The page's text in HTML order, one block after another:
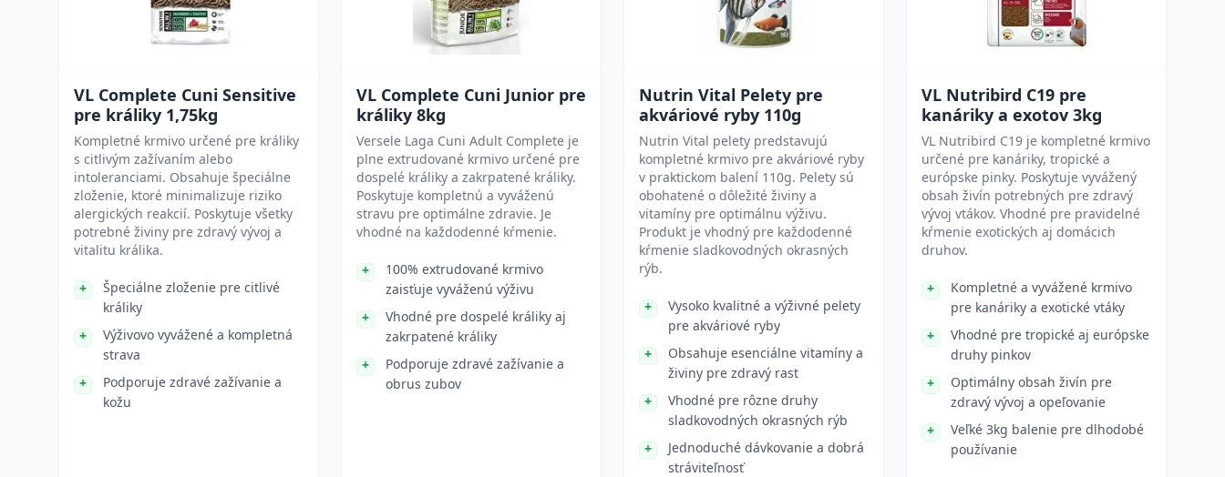
VL Complete Cuni Sensitive
pre králiky 1,75kg
Kompletné krmivo určené pre králiky
s citlivým zažívaním alebo
intoleranciami. Obsahuje špeciálne
zloženie, ktoré minimalizuje riziko
alergických reakcií. Poskytuje všetky
potrebné živiny pre zdravý vývoj a
vitalitu králika.
Špeciálne zloženie pre citlivé
králiky
Výživovo vyvážené a kompletná
strava
Podporuje zdravé zažívanie a
kožu
VL Complete Cuni Junior pre
králiky 8kg
Versele Laga Cuni Adult Complete je
plne extrudované krmivo určené pre
dospelé králiky a zakrpatené králiky.
Poskytuje kompletnú a vyváženú
stravu pre optimálne zdravie. Je
vhodné na každodenné kŕmenie.
100% extrudované krmivo
zaisťuje vyváženú výživu
Vhodné pre dospelé králiky aj
zakrpatené králiky
Podporuje zdravé zažívanie a
obrus zubov
Nutrin Vital Pelety pre
akváriové ryby 110g
Nutrin Vital pelety predstavujú
kompletné krmivo pre akváriové ryby
v praktickom balení 110g. Pelety sú
obohatené o dôležité živiny a
vitamíny pre optimálnu výživu.
Produkt je vhodný pre každodenné
kŕmenie sladkovodných okrasných
rýb.
Vysoko kvalitné a výživné pelety
pre akváriové ryby
Obsahuje esenciálne vitamíny a
živiny pre zdravý rast
Vhodné pre rôzne druhy
sladkovodných okrasných rýb
Jednoduché dávkovanie a dobrá
stráviteľnosť
VL Nutribird C19 pre
kanáriky a exotov 3kg
VL Nutribird C19 je kompletné krmivo
určené pre kanáriky, tropické a
európske pinky. Poskytuje vyvážený
obsah živín potrebných pre zdravý
vývoj vtákov. Vhodné pre pravidelné
kŕmenie exotických aj domácich
druhov.
Kompletné a vyvážené krmivo
pre kanáriky a exotické vtáky
Vhodné pre tropické aj európske
druhy pinkov
Optimálny obsah živín pre
zdravý vývoj a opeľovanie
Veľké 3kg balenie pre dlhodobé
používanie